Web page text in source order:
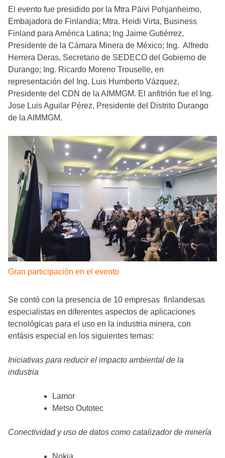
El evento fue presidido por la Mtra Päivi Pohjanheimo,
Embajadora de Finlandia; Mtra. Heidi Virta, Business
Finland para América Latina; Ing Jaime Gutiérrez,
Presidente de la Cámara Minera de México; Ing. Alfredo
Herrera Deras, Secretario de SEDECO del Gobierno de
Durango; Ing. Ricardo Moreno Trouselle, en
representación del Ing. Luis Humberto Vázquez,
Presidente del CDN de la AIMMGM. El anfitrión fue el Ing.
Jose Luis Aguilar Pérez, Presidente del Distrito Durango
de la AIMMGM.
Gran participación en el evento
Se contó con la presencia de 10 empresas finlandesas
especialistas en diferentes aspectos de aplicaciones
tecnológicas para el uso en la industria minera, con
enfásis especial en los siguientes temas:
Iniciativas para reducir el impacto ambiental de la
industria
Lamor
Metso Outotec
Conectividad y uso de datos como catalizador de minería
Nokia